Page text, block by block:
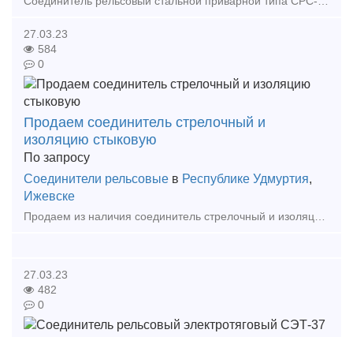
27.03.23
584
0
Продаем соединитель стрелочный и
изоляцию стыковую
По запросу
Соединители рельсовые в Республике Удмуртия,
Ижевске
27.03.23
482
0